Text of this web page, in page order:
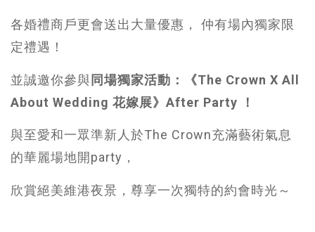
各婚禮商戶更會送出大量優惠， 仲有場內獨家限
定禮遇！
並誠邀你參與同場獨家活動：《The Crown X All
About Wedding 花嫁展》After Party ！
與至愛和一眾準新人於The Crown充滿藝術氣息
的華麗場地開party，
欣賞絕美維港夜景，尊享一次獨特的約會時光～